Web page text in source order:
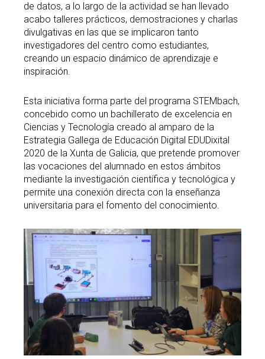
de datos, a lo largo de la actividad se han llevado
acabo talleres prácticos, demostraciones y charlas
divulgativas en las que se implicaron tanto
investigadores del centro como estudiantes,
creando un espacio dinámico de aprendizaje e
inspiración.
Esta iniciativa forma parte del programa STEMbach,
concebido como un bachillerato de excelencia en
Ciencias y Tecnología creado al amparo de la
Estrategia Gallega de Educación Digital EDUDixital
2020 de la Xunta de Galicia, que pretende promover
las vocaciones del alumnado en estos ámbitos
mediante la investigación científica y tecnológica y
permite una conexión directa con la enseñanza
universitaria para el fomento del conocimiento.